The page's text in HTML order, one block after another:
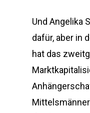
Und Angelika
dafür, aber in
hat das